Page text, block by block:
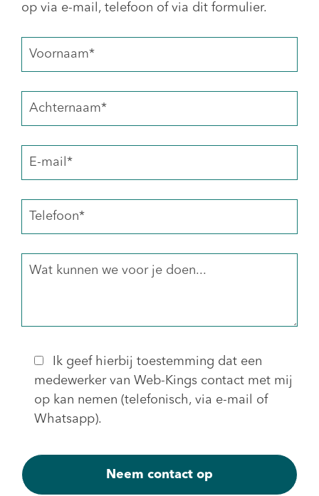
op via e-mail, telefoon of via dit formulier.
Ik geef hierbij toestemming dat een
medewerker van Web-Kings contact met mij
op kan nemen (telefonisch, via e-mail of
Whatsapp).